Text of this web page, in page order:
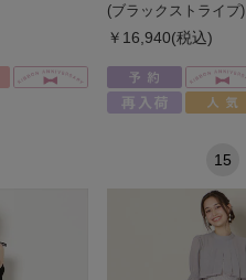
(ブラックストライプ)
￥16,940(税込)
15